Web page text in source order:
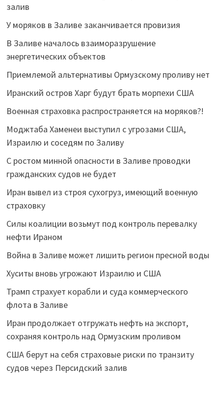
залив
У моряков в Заливе заканчивается провизия
В Заливе началось взаиморазрушение
энергетических объектов
Приемлемой альтернативы Ормузскому проливу нет
Иранский остров Харг будут брать морпехи США
Военная страховка распространяется на моряков?!
Моджтаба Хаменеи выступил с угрозами США,
Израилю и соседям по Заливу
С ростом минной опасности в Заливе проводки
гражданских судов не будет
Иран вывел из строя сухогруз, имеющий военную
страховку
Силы коалиции возьмут под контроль перевалку
нефти Ираном
Война в Заливе может лишить регион пресной воды
Хуситы вновь угрожают Израилю и США
Трамп страхует корабли и суда коммерческого
флота в Заливе
Иран продолжает отгружать нефть на экспорт,
сохраняя контроль над Ормузским проливом
США берут на себя страховые риски по транзиту
судов через Персидский залив